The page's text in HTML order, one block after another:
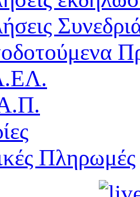
Πληρωμές